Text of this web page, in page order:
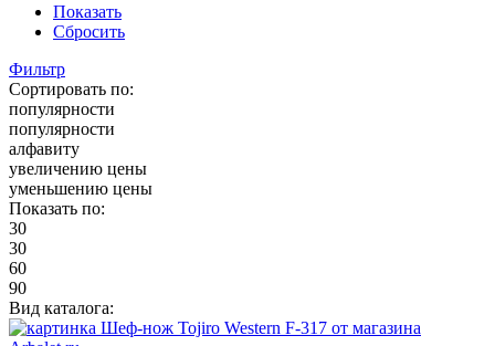
Показать
Сбросить
Фильтр
Сортировать по:
популярности
популярности
алфавиту
увеличению цены
уменьшению цены
Показать по:
30
30
60
90
Вид каталога: